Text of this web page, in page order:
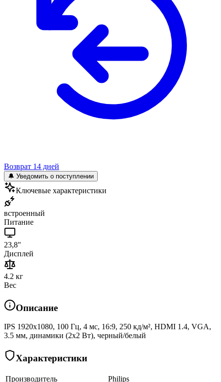
Возврат 14 дней
🔔 Уведомить о поступлении
Ключевые характеристики
встроенный
Питание
23,8"
Дисплей
4.2 кг
Вес
Описание
IPS 1920x1080, 100 Гц, 4 мс, 16:9, 250 кд/м², HDMI 1.4, VGA,
3.5 мм, динамики (2x2 Вт), черный/белый
Характеристики
Производитель Philips